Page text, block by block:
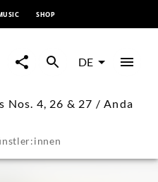
SHOP
DE
Nos. 4, 26 & 27 / Anda